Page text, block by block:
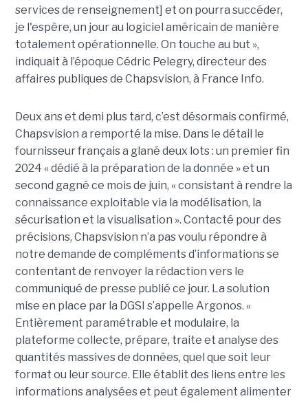
services de renseignement] et on pourra succéder,
je l'espère, un jour au logiciel américain de manière
totalement opérationnelle. On touche au but »,
indiquait à l’époque Cédric Pelegry, directeur des
affaires publiques de Chapsvision, à France Info.
Deux ans et demi plus tard, c’est désormais confirmé,
Chapsvision a remporté la mise. Dans le détail le
fournisseur français a glané deux lots : un premier fin
2024 « dédié à la préparation de la donnée » et un
second gagné ce mois de juin, « consistant à rendre la
connaissance exploitable via la modélisation, la
sécurisation et la visualisation ». Contacté pour des
précisions, Chapsvision n’a pas voulu répondre à
notre demande de compléments d’informations se
contentant de renvoyer la rédaction vers le
communiqué de presse publié ce jour. La solution
mise en place par la DGSI s’appelle Argonos. «
Entièrement paramétrable et modulaire, la
plateforme collecte, prépare, traite et analyse des
quantités massives de données, quel que soit leur
format ou leur source. Elle établit des liens entre les
informations analysées et peut également alimenter